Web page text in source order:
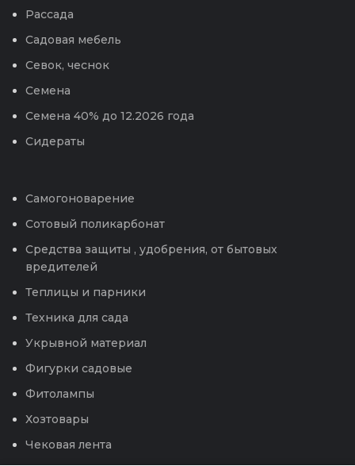
Рассада
Садовая мебель
Севок, чеснок
Семена
Семена 40% до 12.2026 года
Сидераты
Самогоноварение
Сотовый поликарбонат
Средства защиты , удобрения, от бытовых
вредителей
Теплицы и парники
Техника для сада
Укрывной материал
Фигурки садовые
Фитолампы
Хозтовары
Чековая лента